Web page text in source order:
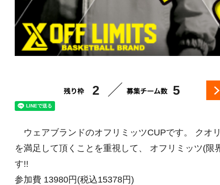
2 5
ウェアブランドのオフリミッツCUPです。 クオ
を満足して頂くことを重視して、 オフリミッツ(限
す!!
参加費 13980円(税込15378円)